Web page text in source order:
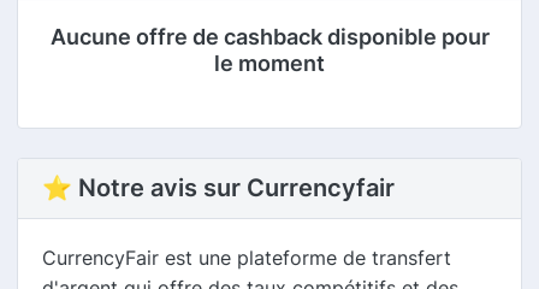
Aucune offre de cashback disponible pour
le moment
⭐ Notre avis sur Currencyfair
CurrencyFair est une plateforme de transfert